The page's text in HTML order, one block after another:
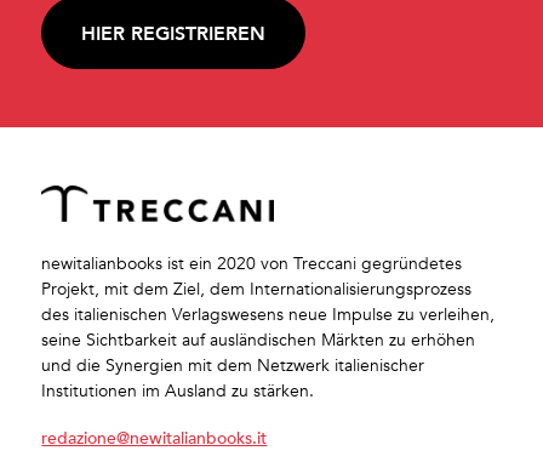
HIER REGISTRIEREN
newitalianbooks ist ein 2020 von Treccani gegründetes
Projekt, mit dem Ziel, dem Internationalisierungsprozess
des italienischen Verlagswesens neue Impulse zu verleihen,
seine Sichtbarkeit auf ausländischen Märkten zu erhöhen
und die Synergien mit dem Netzwerk italienischer
Institutionen im Ausland zu stärken.
redazione@newitalianbooks.it